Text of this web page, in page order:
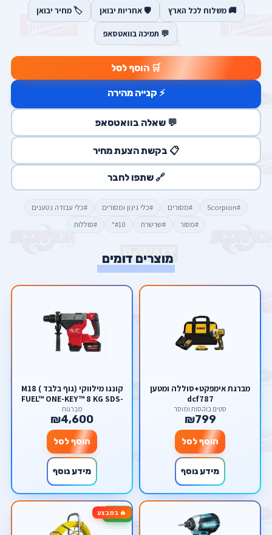
🚚 משלוח לכל הארץ 🛡️ אחריות יבואן 🏷️ מחיר יבואן
💬 תמיכה בוואטסאפ
🛒 הוסף לסל
⚡ קנייה מהירה
💬 שאלה בוואטסאפ
📋 בקשת הצעת מחיר
🔗 שתפו לחבר
#Scorpion #מסורים #כלי גינון ומסורים
#כלי עבודה נטענים
#מסור
#שרשרת #10" #סוללות
מוצרים דומים
מברגת אימפקט+סוללה ומטען
dcf787
סטים בוקסות ומוסך
₪799
הוסף לסל
מידע נוסף
קונגו מילווקי (גוף בלבד ) M18
FUEL™ ONE-KEY™ 8 KG SDS-
MAX DRILLING AND
BREAKING HAMMER
מברגות
₪4,600
הוסף לסל
מידע נוסף
🔥 במבצע-44%